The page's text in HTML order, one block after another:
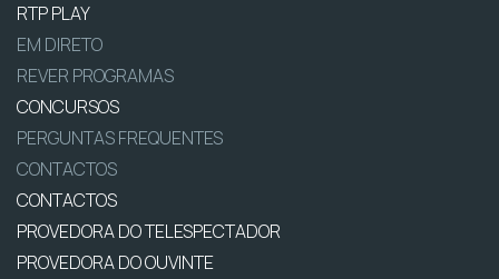
RTP PLAY
EM DIRETO
REVER PROGRAMAS
CONCURSOS
PERGUNTAS FREQUENTES
CONTACTOS
CONTACTOS
PROVEDORA DO TELESPECTADOR
PROVEDORA DO OUVINTE